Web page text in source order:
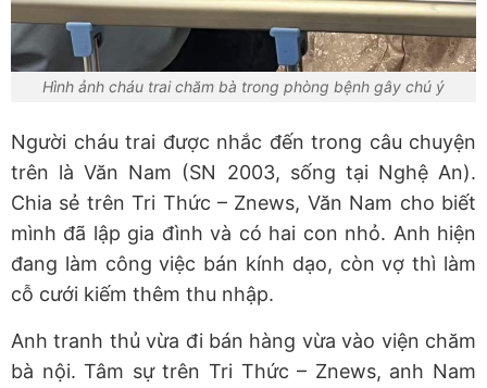
Hình ảnh cháu trai chăm bà trong phòng bệnh gây chú ý
Người cháu trai được nhắc đến trong câu chuyện
trên là Văn Nam (SN 2003, sống tại Nghệ An).
Chia sẻ trên Tri Thức – Znews, Văn Nam cho biết
mình đã lập gia đình và có hai con nhỏ. Anh hiện
đang làm công việc bán kính dạo, còn vợ thì làm
cỗ cưới kiếm thêm thu nhập.
Anh tranh thủ vừa đi bán hàng vừa vào viện chăm
bà nội. Tâm sự trên Tri Thức – Znews, anh Nam